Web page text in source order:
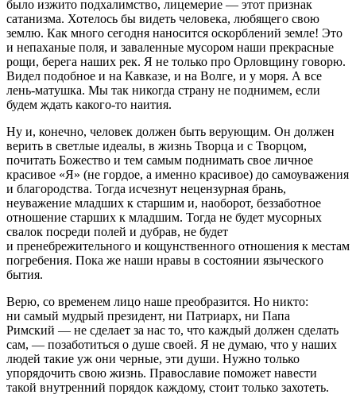
было изжито подхалимство, лицемерие — этот признак
сатанизма. Хотелось бы видеть человека, любящего свою
землю. Как много сегодня наносится оскорблений земле! Это
и непаханые поля, и заваленные мусором наши прекрасные
рощи, берега наших рек. Я не только про Орловщину говорю.
Видел подобное и на Кавказе, и на Волге, и у моря. А все
лень-матушка. Мы так никогда страну не поднимем, если
будем ждать какого-то наития.
Ну и, конечно, человек должен быть верующим. Он должен
верить в светлые идеалы, в жизнь Творца и с Творцом,
почитать Божество и тем самым поднимать свое личное
красивое «Я» (не гордое, а именно красивое) до самоуважения
и благородства. Тогда исчезнут нецензурная брань,
неуважение младших к старшим и, наоборот, беззаботное
отношение старших к младшим. Тогда не будет мусорных
свалок посреди полей и дубрав, не будет
и пренебрежительного и кощунственного отношения к местам
погребения. Пока же наши нравы в состоянии языческого
бытия.
Верю, со временем лицо наше преобразится. Но никто:
ни самый мудрый президент, ни Патриарх, ни Папа
Римский — не сделает за нас то, что каждый должен сделать
сам, — позаботиться о душе своей. Я не думаю, что у наших
людей такие уж они черные, эти души. Нужно только
упорядочить свою жизнь. Православие поможет навести
такой внутренний порядок каждому, стоит только захотеть.